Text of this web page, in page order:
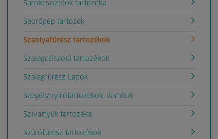
Sarokcsiszolók tartozéka
Seprőgép tartozék
Szablyafűrész tartozékok
Szalagcsiszoló tartozékok
Szalagfűrész Lapok
Szegélynyírótartozékok, damilok
Szivattyúk tartozéka
Szúrófűrész tartozékok